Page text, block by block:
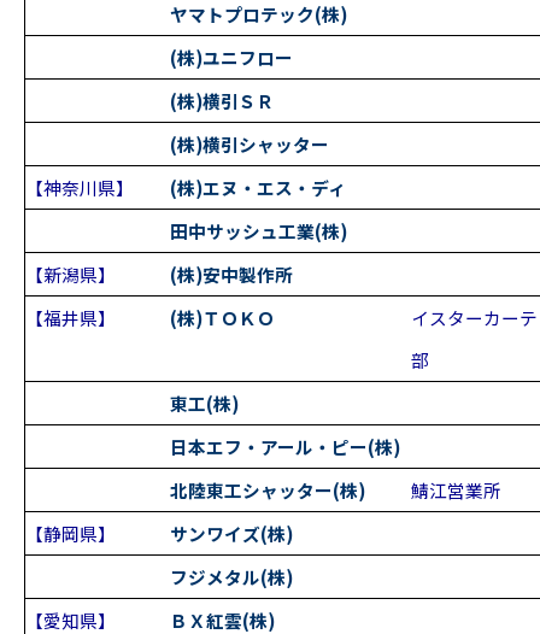
ヤマトプロテック(株)
(株)ユニフロー
(株)横引ＳＲ
(株)横引シャッター
【神奈川県】
(株)エヌ・エス・ディ
田中サッシュ工業(株)
【新潟県】
(株)安中製作所
【福井県】
(株)ＴＯＫＯ
イスターカー
部
東工(株)
日本エフ・アール・ピー(株)
北陸東工シャッター(株)
鯖江営業所
【静岡県】
サンワイズ(株)
フジメタル(株)
【愛知県】
ＢＸ紅雲(株)